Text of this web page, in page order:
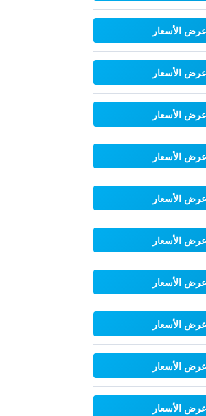
عرض الأسعار
عرض الأسعار
عرض الأسعار
عرض الأسعار
عرض الأسعار
عرض الأسعار
عرض الأسعار
عرض الأسعار
عرض الأسعار
عرض الأسعار